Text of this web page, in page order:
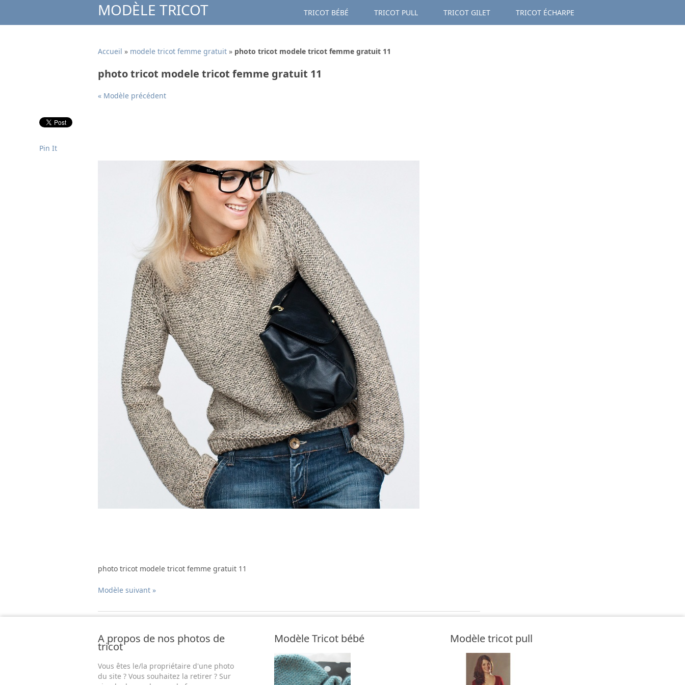
MODÈLE TRICOT TRICOT BÉBÉ TRICOT PULL TRICOT GILET TRICOT ÉCHARPE
Accueil » modele tricot femme gratuit » photo tricot modele tricot femme gratuit 11
photo tricot modele tricot femme gratuit 11
« Modèle précédent
photo tricot modele tricot femme gratuit 11
Modèle suivant »
Pin It
A propos de nos photos de
tricot
Vous êtes le/la propriétaire d'une photo
du site ? Vous souhaitez la retirer ? Sur
Modèle Tricot bébé Modèle tricot pull